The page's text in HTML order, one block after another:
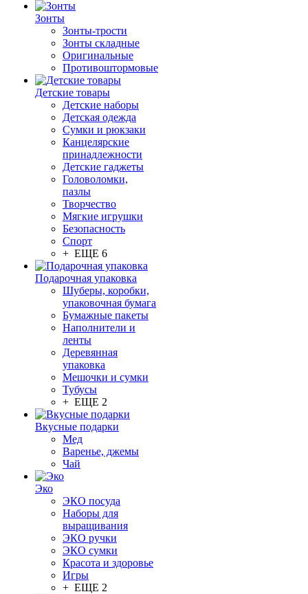
Зонты
Зонты-трости
Зонты складные
Оригинальные
Противоштормовые
Детские товары
Детские наборы
Детская одежда
Сумки и рюкзаки
Канцелярские
принадлежности
Детские гаджеты
Головоломки,
пазлы
Творчество
Мягкие игрушки
Безопасность
Спорт
+ ЕЩЕ 6
Подарочная упаковка
Шуберы, коробки,
упаковочная бумага
Бумажные пакеты
Наполнители и
ленты
Деревянная
упаковка
Мешочки и сумки
Тубусы
+ ЕЩЕ 2
Вкусные подарки
Мед
Варенье, джемы
Чай
Эко
ЭКО посуда
Наборы для
выращивания
ЭКО ручки
ЭКО сумки
Красота и здоровье
Игры
+ ЕЩЕ 2